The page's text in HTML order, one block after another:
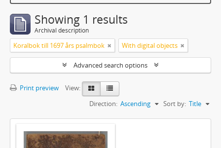
Showing 1 results
Archival description
Koralbok till 1697 års psalmbok With digital objects
Advanced search options
Print preview
View:
Sort by: Title
Direction: Ascending